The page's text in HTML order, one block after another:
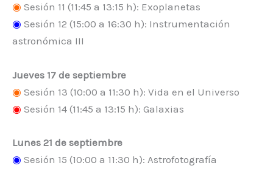
◉ Sesión 11 (11:45 a 13:15 h): Exoplanetas
◉ Sesión 12 (15:00 a 16:30 h): Instrumentación
astronómica III
Jueves 17 de septiembre
◉ Sesión 13 (10:00 a 11:30 h): Vida en el Universo
◉ Sesión 14 (11:45 a 13:15 h): Galaxias
Lunes 21 de septiembre
◉ Sesión 15 (10:00 a 11:30 h): Astrofotografía